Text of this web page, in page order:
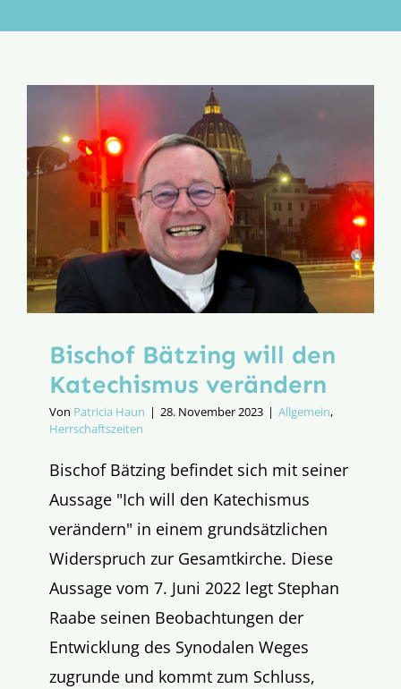
Aktion
Bischof Bätzing will den
Katechismus verändern
Von Patricia Haun | 28. November 2023 | Allgemein,
Herrschaftszeiten
Bischof Bätzing befindet sich mit seiner
Aussage "Ich will den Katechismus
verändern" in einem grundsätzlichen
Widerspruch zur Gesamtkirche. Diese
Aussage vom 7. Juni 2022 legt Stephan
Raabe seinen Beobachtungen der
Entwicklung des Synodalen Weges
zugrunde und kommt zum Schluss,